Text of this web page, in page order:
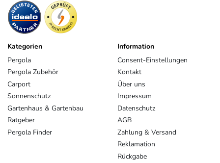
Kategorien
Pergola
Pergola Zubehör
Carport
Sonnenschutz
Gartenhaus & Gartenbau
Ratgeber
Pergola Finder
Information
Consent-Einstellungen
Kontakt
Über uns
Impressum
Datenschutz
AGB
Zahlung & Versand
Reklamation
Rückgabe